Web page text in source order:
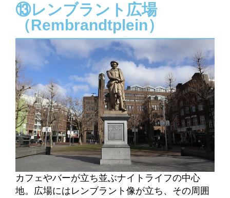
⑬レンブラント広場
（Rembrandtplein）
カフェやバーが立ち並ぶナイトライフの中心
地。広場にはレンブラント像が立ち、その周囲